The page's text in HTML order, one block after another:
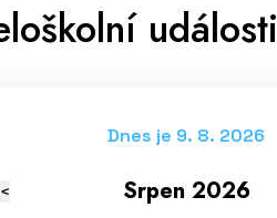
události
Dnes je 9. 8. 2026
< Srpen 2026